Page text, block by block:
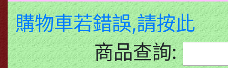
購物車若錯誤,請按此
商品查詢: